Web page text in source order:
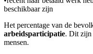
beschikbaar zijn
Het percentage van de
arbeidsparticipatie. Dit zijn
mensen.